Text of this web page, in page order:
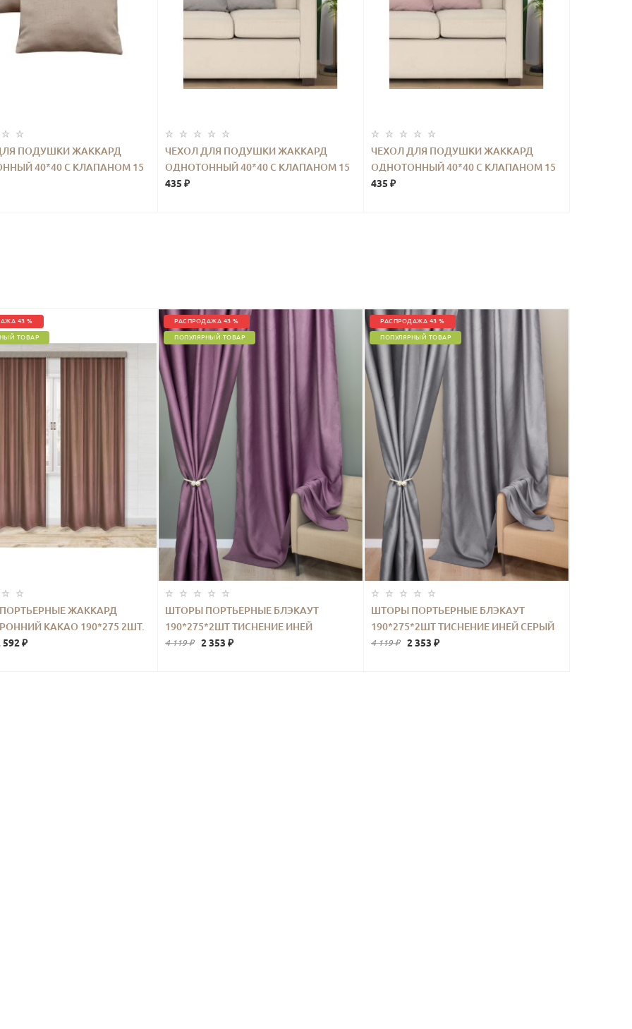
ПОДУШКИ ЖАККАРД
40*40 С КЛАПАНОМ 15
ЧЕХОЛ ДЛЯ ПОДУШКИ ЖАККАРД
ОДНОТОННЫЙ 40*40 С КЛАПАНОМ 15
СМ СЕРЕБРО 2ШТ.
435 ₽
ЧЕХОЛ ДЛЯ ПОДУШКИ ЖАККАРД
ОДНОТОННЫЙ 40*40 С КЛАПАНОМ 15
СМ РОЗОВЫЙ 2ШТ.
435 ₽
43 %
ТОВАР
ЖАККАРД
КАКАО 190*275 2ШТ.
592 ₽
РАСПРОДАЖА 43 %
ПОПУЛЯРНЫЙ ТОВАР
ШТОРЫ ПОРТЬЕРНЫЕ БЛЭКАУТ
190*275*2ШТ ТИСНЕНИЕ ИНЕЙ
ФИОЛЕТОВЫЙ
4 119 ₽ 2 353 ₽
РАСПРОДАЖА 43 %
ПОПУЛЯРНЫЙ ТОВАР
ШТОРЫ ПОРТЬЕРНЫЕ БЛЭКАУТ
190*275*2ШТ ТИСНЕНИЕ ИНЕЙ СЕРЫЙ
4 119 ₽ 2 353 ₽